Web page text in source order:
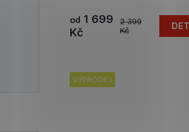
2 399
Kč
od 1 699
Kč
VÝPRODEJ